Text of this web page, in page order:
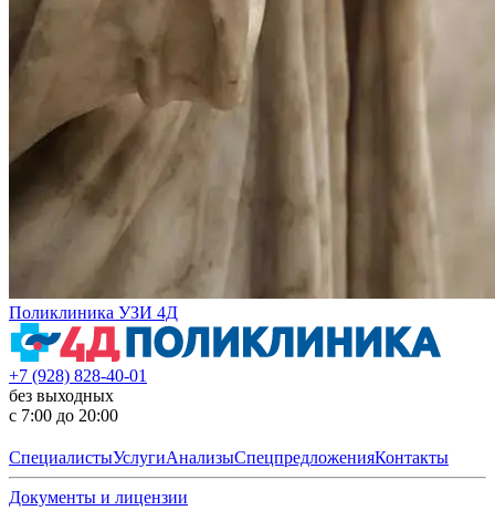
Поликлиника УЗИ 4Д
+7 (928) 828-40-01
без выходных
с 7:00 до 20:00
СпециалистыУслугиАнализыСпецпредложенияКонтакты
Документы и лицензии